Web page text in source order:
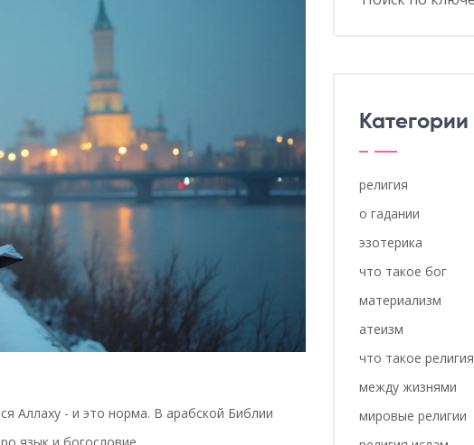
Аллаху - и это норма. В арабской Библии
Категории
религия
о гадании
эзотерика
что такое бог
материализм
атеизм
что такое религия
между жизнями
мировые религии